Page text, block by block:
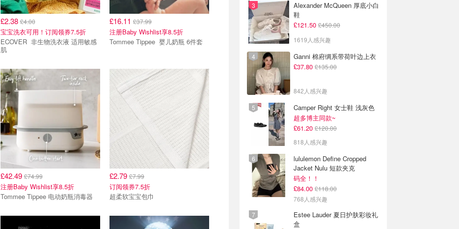
£2.38£4.00
宝宝洗衣可用！订阅领券7.5折
ECOVER 非生物洗衣液 适用敏感
肌
£16.11 £37.99
注册Baby Wishlist享8.5折
Tommee Tippee 婴儿奶瓶 6件套
£42.49£74.99
注册Baby Wishlist享8.5折
Tommee Tippee 电动奶瓶消毒器
£2.79 £7.99
订阅领券7.5折
超柔软宝宝包巾
Alexander McQueen 厚底小白
鞋
£121.50 £450.00
1619人感兴趣
Ganni 棉府绸系带荷叶边上衣
£37.80 £135.00
842人感兴趣
Camper Right 女士鞋 浅灰色
超多博主同款~
£61.20 £120.00
818人感兴趣
lululemon Define Cropped
Jacket Nulu 短款夹克
码全！！
£84.00 £118.00
768人感兴趣
Estee Lauder 夏日护肤彩妆礼
盒